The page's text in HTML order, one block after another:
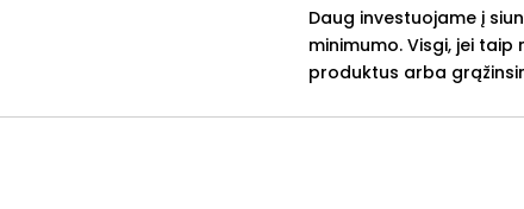
Daug investuojame į
minimumo. Visgi, jei
produktus arba